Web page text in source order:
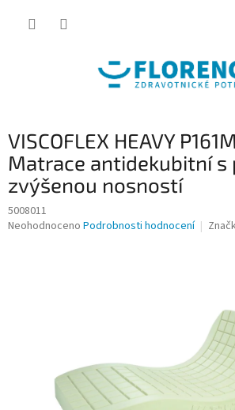
VISCOFLEX HEAVY
Matrace antidekubitní s
zvýšenou nosností
5008011
Průměrné
Neohodnoceno Podrobnosti hodnocení